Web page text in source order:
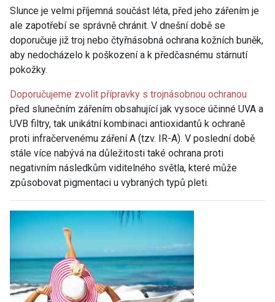
Slunce je velmi příjemná součást léta, před jeho zářením je
ale zapotřebí se správně chránit. V dnešní době se
doporučuje již troj nebo čtyřnásobná ochrana kožních buněk,
aby nedocházelo k poškození a k předčasnému stárnutí
pokožky.
Doporučujeme zvolit přípravky s trojnásobnou ochranou
před slunečním zářením obsahující jak vysoce účinné UVA a
UVB filtry, tak unikátní kombinaci antioxidantů k ochraně
proti infračervenému záření A (tzv. IR-A). V poslední době
stále více nabývá na důležitosti také ochrana proti
negativním následkům viditelného světla, které může
způsobovat pigmentaci u vybraných typů pleti.